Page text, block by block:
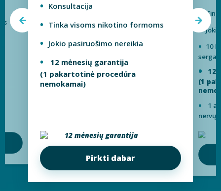
Konsultacija
Tinka visoms nikotino formoms
Jokio pasiruošimo nereikia
12 mėnesių garantija
(1 pakartotinė procedūra
nemokamai)
12 mėnesių garantija
Pirkti dabar
10
12
(1
1
nervų